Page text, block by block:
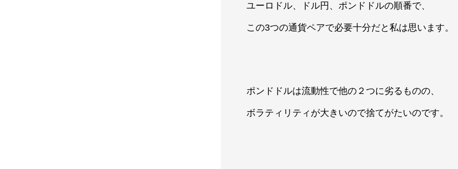
ユーロドル、ドル円、ポンドドルの順番で、
この3つの通貨ペアで必要十分だと私は思います。
ポンドドルは流動性で他の２つに劣るものの、
ボラティリティが大きいので捨てがたいのです。